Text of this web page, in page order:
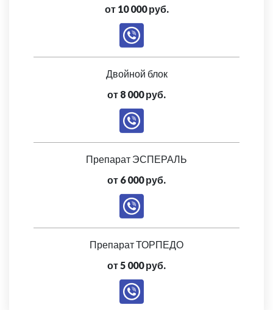
от 10 000 руб.
Двойной блок
от 8 000 руб.
Препарат ЭСПЕРАЛЬ
от 6 000 руб.
Препарат ТОРПЕДО
от 5 000 руб.